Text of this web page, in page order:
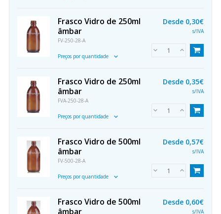
Frasco Vidro de 250ml
âmbar
FV-250-28-A
Preços por quantidade
Desde 0,30€
s/IVA
Frasco Vidro de 250ml
âmbar
FVA-250-28-A
Preços por quantidade
Desde 0,35€
s/IVA
Frasco Vidro de 500ml
âmbar
FV-500-28-A
Preços por quantidade
Desde 0,57€
s/IVA
Frasco Vidro de 500ml
âmbar
Desde 0,60€
s/IVA